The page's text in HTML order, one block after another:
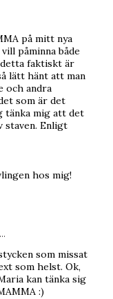
på mitt nya
påminna både
faktiskt är
lätt hänt att man
och andra
som är det
tänka mig att det
staven. Enligt
hos mig!
som missat
som helst. Ok,
kan tänka sig
:)